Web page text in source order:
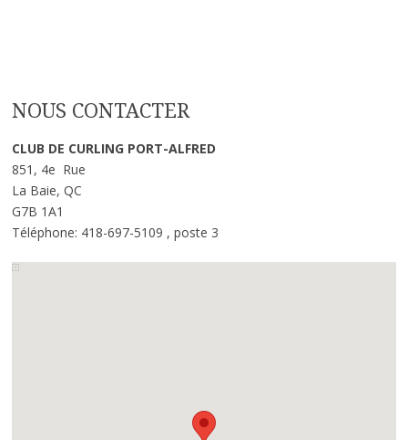
NOUS CONTACTER
CLUB DE CURLING PORT-ALFRED
851, 4e Rue
La Baie, QC
G7B 1A1
Téléphone: 418-697-5109 , poste 3